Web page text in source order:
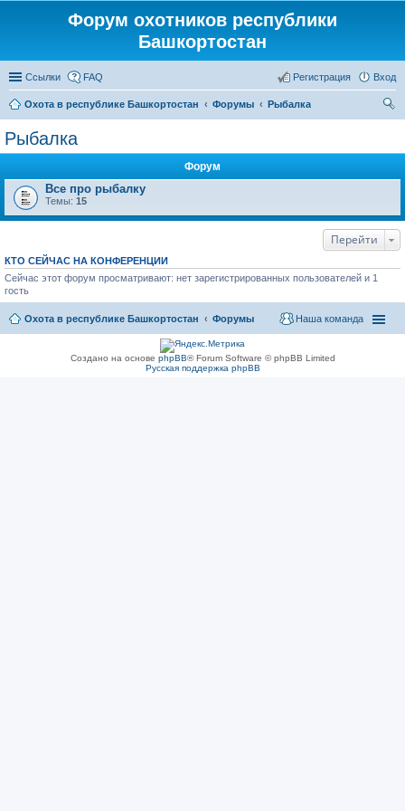
Форум охотников республики
Башкортостан
Ссылки FAQ Вход
Регистрация
Охота в республике Башкортостан Форумы
Рыбалка
Рыбалка
Форум
Все про рыбалку
Темы: 15
Перейти
КТО СЕЙЧАС НА КОНФЕРЕНЦИИ
Сейчас этот форум просматривают: нет зарегистрированных пользователей и 1
гость
Охота в республике Башкортостан Форумы Наша команда
Создано на основе phpBB® Forum Software © phpBB Limited
Русская поддержка phpBB